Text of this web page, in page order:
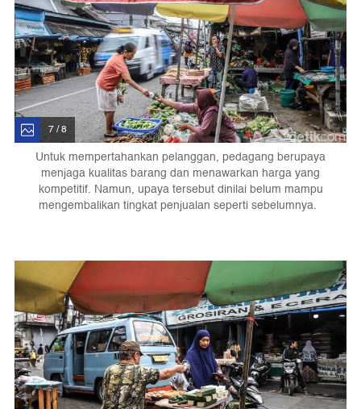
7 / 8
Untuk mempertahankan pelanggan, pedagang berupaya
menjaga kualitas barang dan menawarkan harga yang
kompetitif. Namun, upaya tersebut dinilai belum mampu
mengembalikan tingkat penjualan seperti sebelumnya.